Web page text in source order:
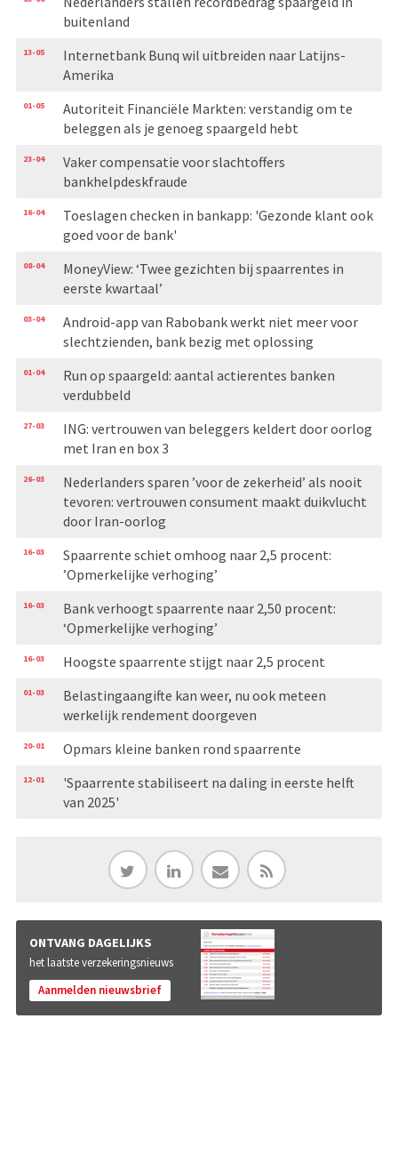
buitenland
13-05
Internetbank Bunq wil uitbreiden naar Latijns-
Amerika
01-05
Autoriteit Financiële Markten: verstandig om te
beleggen als je genoeg spaargeld hebt
23-04
Vaker compensatie voor slachtoffers
bankhelpdeskfraude
16-04
Toeslagen checken in bankapp: 'Gezonde klant ook
goed voor de bank'
08-04
MoneyView: ‘Twee gezichten bij spaarrentes in
eerste kwartaal’
03-04
Android-app van Rabobank werkt niet meer voor
slechtzienden, bank bezig met oplossing
01-04
Run op spaargeld: aantal actierentes banken
verdubbeld
27-03
ING: vertrouwen van beleggers keldert door oorlog
met Iran en box 3
26-03
Nederlanders sparen ’voor de zekerheid’ als nooit
tevoren: vertrouwen consument maakt duikvlucht
door Iran-oorlog
16-03
Spaarrente schiet omhoog naar 2,5 procent:
’Opmerkelijke verhoging’
16-03
Bank verhoogt spaarrente naar 2,50 procent:
‘Opmerkelijke verhoging’
16-03 Hoogste spaarrente stijgt naar 2,5 procent
01-03
Belastingaangifte kan weer, nu ook meteen
werkelijk rendement doorgeven
20-01 Opmars kleine banken rond spaarrente
12-01
'Spaarrente stabiliseert na daling in eerste helft
van 2025'
ONTVANG DAGELIJKS
het laatste verzekeringsnieuws
Aanmelden nieuwsbrief